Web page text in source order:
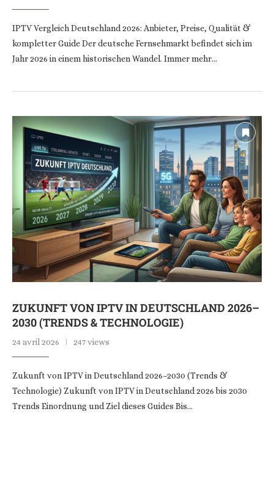
IPTV Vergleich Deutschland 2026: Anbieter, Preise, Qualität &
kompletter Guide Der deutsche Fernsehmarkt befindet sich im
Jahr 2026 in einem historischen Wandel. Immer mehr…
ZUKUNFT VON IPTV IN DEUTSCHLAND 2026–
2030 (TRENDS & TECHNOLOGIE)
24 avril 2026 247 views
Zukunft von IPTV in Deutschland 2026–2030 (Trends &
Technologie) Zukunft von IPTV in Deutschland 2026 bis 2030
Trends Einordnung und Ziel dieses Guides Bis…